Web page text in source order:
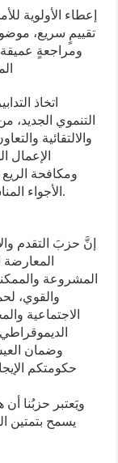
تقييمٍ سريع،
ومراجعةٍ
التنموي الجديد،
والالتقائية
الإعمال
ومكافحة الريع
الأجواء المناسبة لجلب الاستثمار وإحداث مناصب الشغل.
إنَّ حزبَ التقدم
المعارضة
المشروعة
والقوي،
الاجتماعية
وضمان
حكومتكم
ويَعتبر حزبُنا
يسمح بتمتين